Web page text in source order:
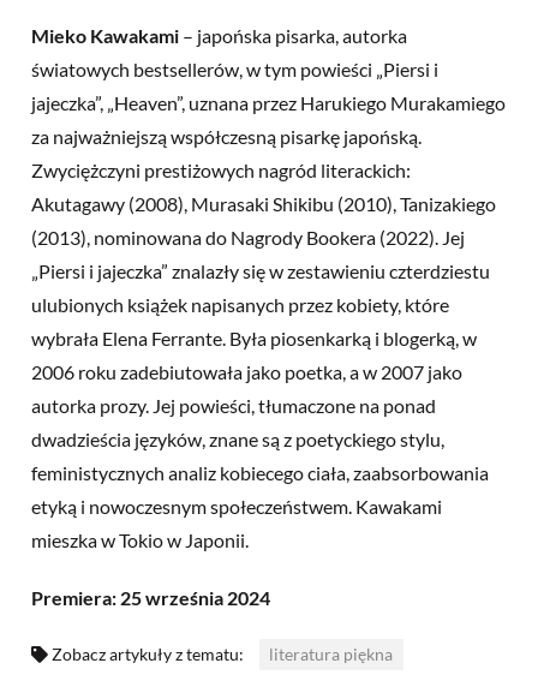
Mieko Kawakami – japońska pisarka, autorka
światowych bestsellerów, w tym powieści „Piersi i
jajeczka”, „Heaven”, uznana przez Harukiego Murakamiego
za najważniejszą współczesną pisarkę japońską.
Zwyciężczyni prestiżowych nagród literackich:
Akutagawy (2008), Murasaki Shikibu (2010), Tanizakiego
(2013), nominowana do Nagrody Bookera (2022). Jej
„Piersi i jajeczka” znalazły się w zestawieniu czterdziestu
ulubionych książek napisanych przez kobiety, które
wybrała Elena Ferrante. Była piosenkarką i blogerką, w
2006 roku zadebiutowała jako poetka, a w 2007 jako
autorka prozy. Jej powieści, tłumaczone na ponad
dwadzieścia języków, znane są z poetyckiego stylu,
feministycznych analiz kobiecego ciała, zaabsorbowania
etyką i nowoczesnym społeczeństwem. Kawakami
mieszka w Tokio w Japonii.
Premiera: 25 września 2024
Zobacz artykuły z tematu: literatura piękna